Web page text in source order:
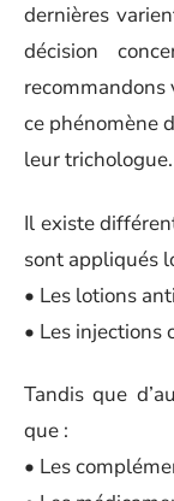
dernières
décision
ce phénomène
leur trichologue.
Il existe
sont appliqués
• Les lotions
• Les injections
Tandis que
que :
• Les